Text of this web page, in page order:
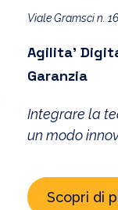
Viale Gramsci n.
Agilita’
Garanzia
Integrare la
un modo
agile e
percorso
Scopri di